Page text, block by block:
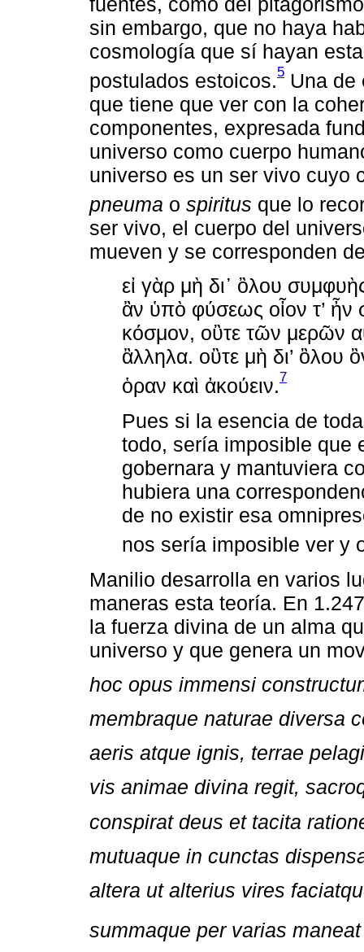
sin embargo, que no haya
cosmología que sí hayan
postulados estoicos.5 Una de
que tiene que ver con la
componentes, expresada
universo como cuerpo
universo es un ser vivo cuyo
pneuma o spiritus que lo
ser vivo, el cuerpo del
mueven y se corresponden
εἰ γὰρ μὴ δι᾽ ὂλου
ἂν ὑπὸ φύσεως οἶον τ’ ἦν
κόσμον, οὒτε τῶν μερῶν
ἂλληλα. οὒτε μὴ δι’ ὂλου
ὁραν καὶ ἀκούειν.7
Pues si la esencia de
todo, sería imposible que
gobernara y mantuviera
hubiera una
de no existir esa
nos sería imposible ver y
Manilio desarrolla en varios
maneras esta teoría. En
la fuerza divina de un alma
universo y que genera un
hoc opus immensi
membraque naturae diversa
aeris atque ignis, terrae
vis animae divina regit,
conspirat deus et tacita
mutuaque in cunctas
altera ut alterius vires
summaque per varias